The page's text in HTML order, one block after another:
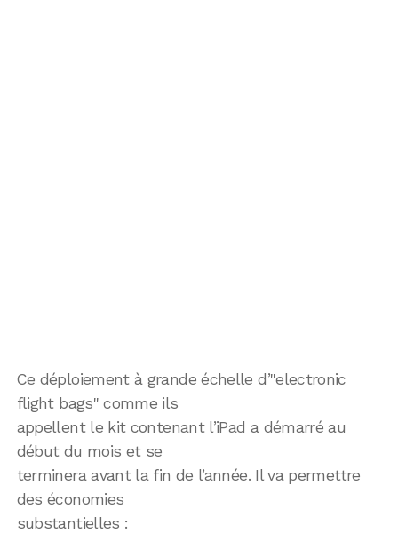
Ce déploiement à grande échelle d’"electronic
flight bags" comme ils
appellent le kit contenant l’iPad a démarré au
début du mois et se
terminera avant la fin de l’année. Il va permettre
des économies
substantielles :